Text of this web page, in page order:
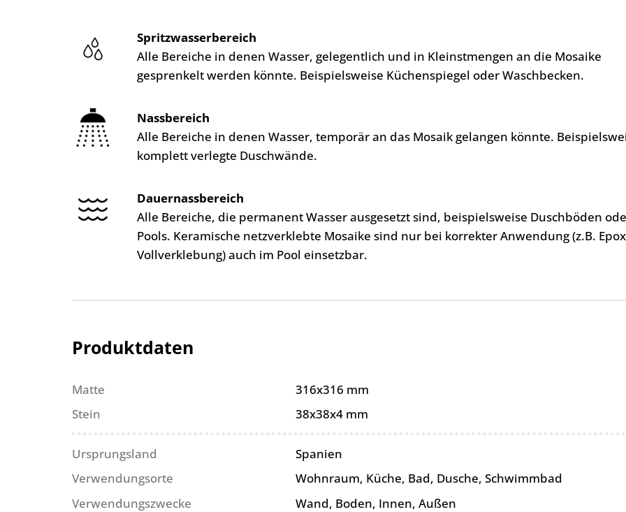
Spritzwasserbereich
Alle Bereiche in denen Wasser, gelegentlich und in Kleinstmengen an die Mosaike
gesprenkelt werden könnte. Beispielsweise Küchenspiegel oder Waschbecken.
Nassbereich
Alle Bereiche in denen Wasser, temporär an das Mosaik gelangen könnte.
komplett verlegte Duschwände.
Dauernassbereich
Alle Bereiche, die permanent Wasser ausgesetzt sind, beispielsweise Duschböden
Pools. Keramische netzverklebte Mosaike sind nur bei korrekter Anwendung (z.B.
Vollverklebung) auch im Pool einsetzbar.
Produktdaten
Matte
316x316 mm
Stein
38x38x4 mm
Ursprungsland
Spanien
Verwendungsorte
Wohnraum, Küche, Bad, Dusche, Schwimmbad
Verwendungszwecke
Wand, Boden, Innen, Außen